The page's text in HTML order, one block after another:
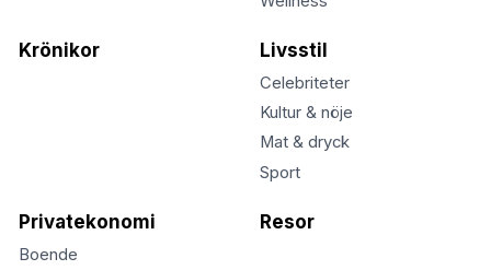
Krönikor Livsstil
Celebriteter
Kultur & nöje
Mat & dryck
Sport
Privatekonomi
Boende
Resor